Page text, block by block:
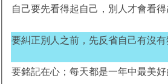
自己要先看得起自己，別人才會看得
要糾正別人之前，先反省自己有沒有
要銘記在心；每天都是一年中最美好